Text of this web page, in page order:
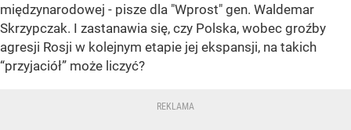
międzynarodowej - pisze dla "Wprost" gen. Waldemar
Skrzypczak. I zastanawia się, czy Polska, wobec groźby
agresji Rosji w kolejnym etapie jej ekspansji, na takich
“przyjaciół” może liczyć?